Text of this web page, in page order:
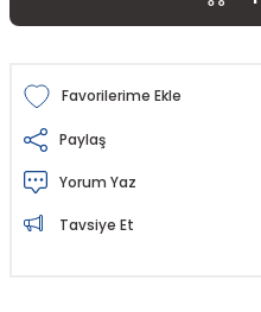
Paylaş
Yorum Yaz
Tavsiye Et